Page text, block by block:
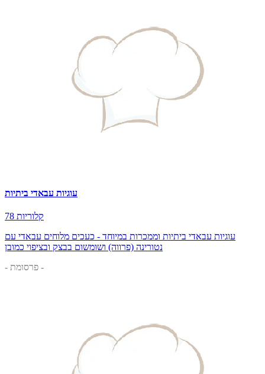
עוגיות עבאדי ביתיות
78 קלוריות
עוגיות עבאדי ביתיות וממכרות במיוחד - כעכים מלוחים עבאדי עם
נטורינה (פרווה) ושומשום בבצק ובציפוי כמובן
- פרסומת -